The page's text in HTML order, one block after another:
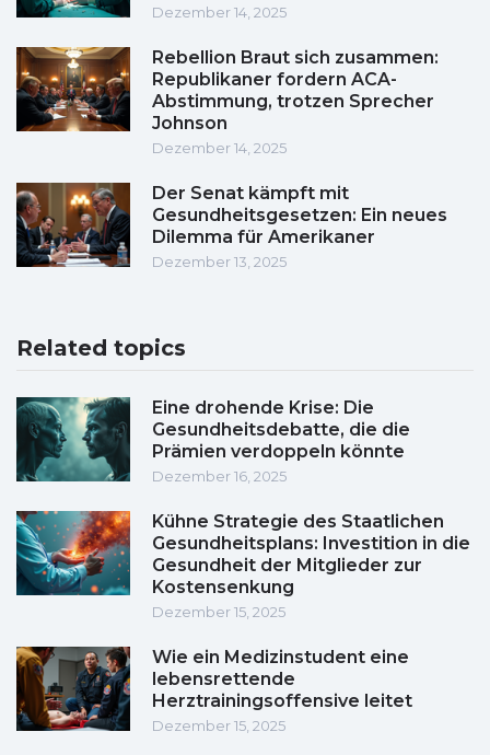
Dezember 14, 2025
Rebellion Braut sich zusammen:
Republikaner fordern ACA-
Abstimmung, trotzen Sprecher
Johnson
Dezember 14, 2025
Der Senat kämpft mit
Gesundheitsgesetzen: Ein neues
Dilemma für Amerikaner
Dezember 13, 2025
Related topics
Eine drohende Krise: Die
Gesundheitsdebatte, die die
Prämien verdoppeln könnte
Dezember 16, 2025
Kühne Strategie des Staatlichen
Gesundheitsplans: Investition in die
Gesundheit der Mitglieder zur
Kostensenkung
Dezember 15, 2025
Wie ein Medizinstudent eine
lebensrettende
Herztrainingsoffensive leitet
Dezember 15, 2025